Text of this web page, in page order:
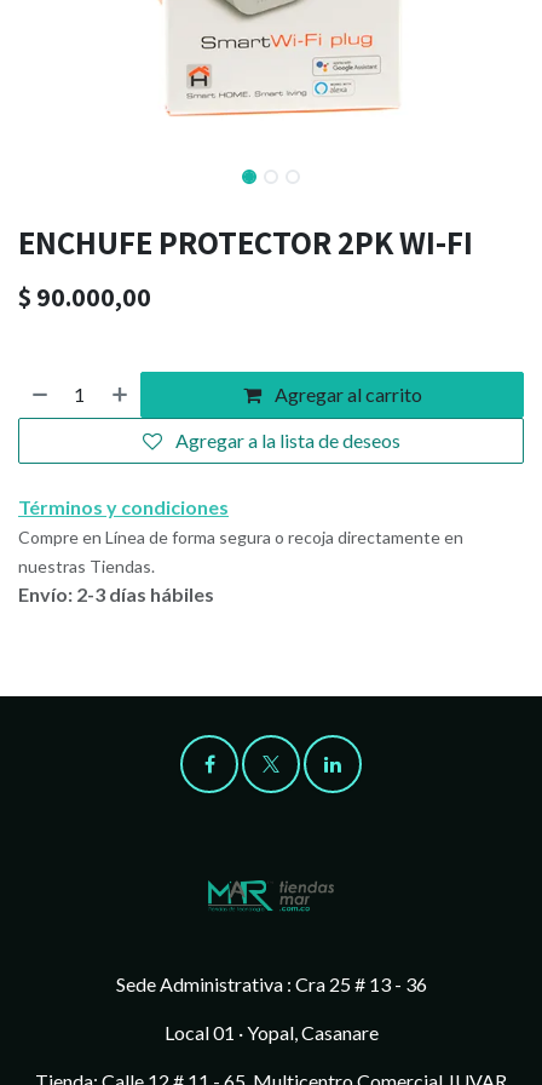
ENCHUFE PROTECTOR 2PK WI-FI
$ 90.000,00
Agregar al carrito
Agregar a la lista de deseos
Términos y condiciones
Compre en Línea de forma segura o recoja directamente en
nuestras Tiendas.
Envío: 2-3 días hábiles
Sede Administrativa : Cra 25 # 13 - 36
Local 01 · Yopal, Casanare